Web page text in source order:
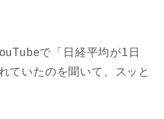
で「日経平均が1日
ていたのを聞いて、スッと